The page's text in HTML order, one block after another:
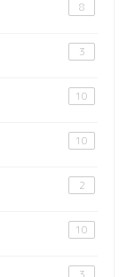
8
3
10
10
2
10